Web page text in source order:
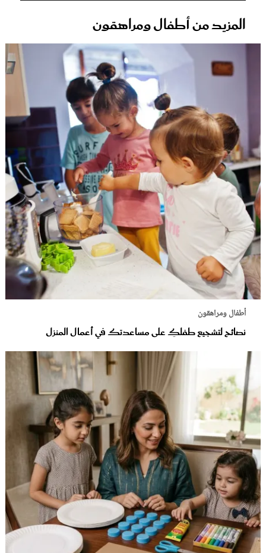
المزيد من أطفال ومراهقون
أطفال ومراهقون
نصائح لتشجيع طفلكِ على مساعدتك في أعمال المنزل